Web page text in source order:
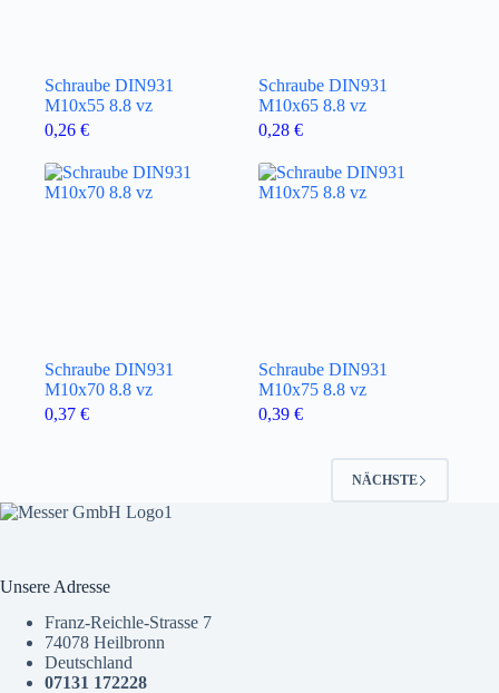
Schraube DIN931
M10x55 8.8 vz
0,26 €
Schraube DIN931
M10x65 8.8 vz
0,28 €
Schraube DIN931
M10x70 8.8 vz
0,37 €
Schraube DIN931
M10x75 8.8 vz
0,39 €
NÄCHSTE
Unsere Adresse
Franz-Reichle-Strasse 7
74078 Heilbronn
Deutschland
07131 172228